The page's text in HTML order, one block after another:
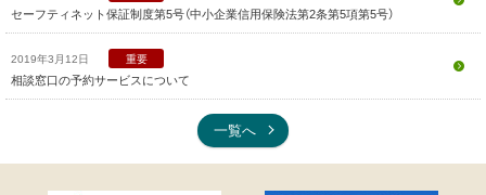
セーフティネット保証制度第5号（中小企業信用保険法第2条第5項第5号）
2019年3月12日 重要
相談窓口の予約サービスについて
一覧へ